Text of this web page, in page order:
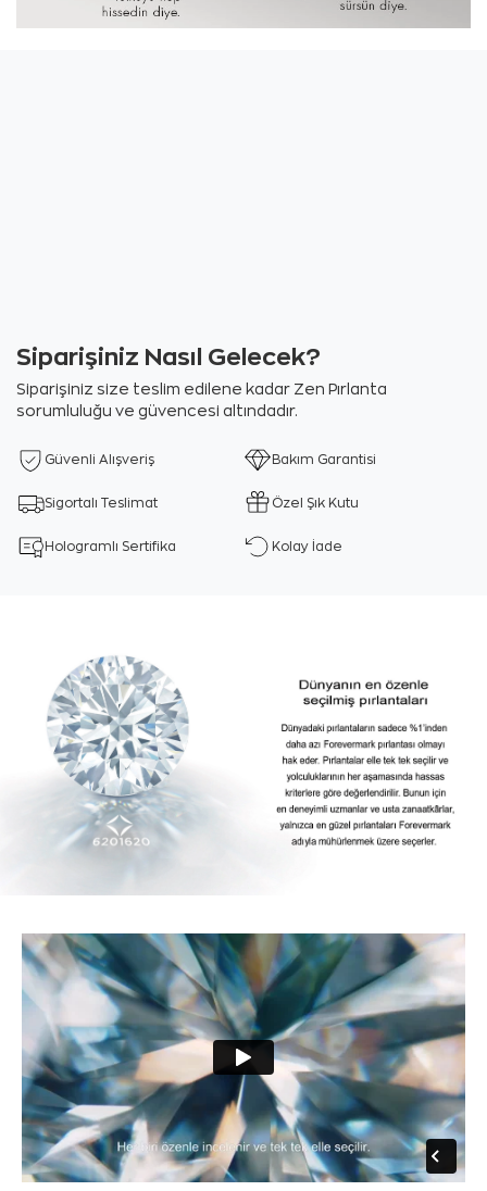
Siparişiniz Nasıl Gelecek?
Siparişiniz size teslim edilene kadar Zen Pırlanta
sorumluluğu ve güvencesi altındadır.
Güvenli Alışveriş Bakım Garantisi
Sigortalı Teslimat Özel Şık Kutu
Hologramlı Sertifika Kolay İade